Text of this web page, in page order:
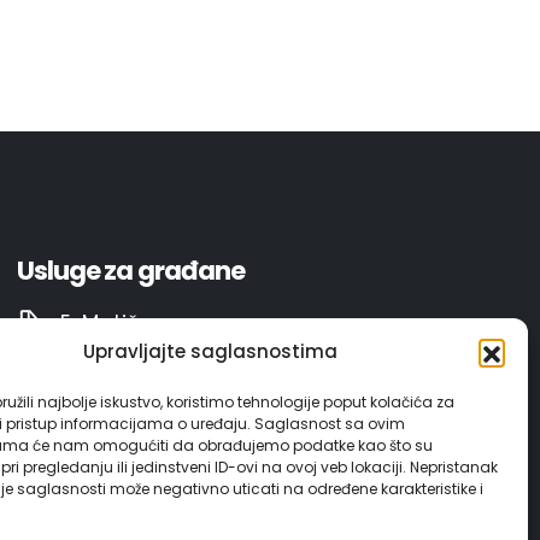
Upravljajte saglasnostima
najbolje iskustvo, koristimo tehnologije poput kolačića za
pristup informacijama o uređaju. Saglasnost sa ovim
će nam omogućiti da obrađujemo podatke kao što su
pregledanju ili jedinstveni ID-ovi na ovoj veb lokaciji. Nepristanak
saglasnosti može negativno uticati na određene karakteristike i
Usluge za građane
E-Matičar
Invest in Gračanica
Vodič za građane